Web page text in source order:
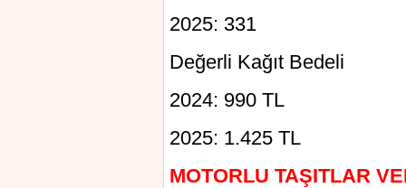
2025: 331
Değerli Kağıt Bedeli
2024: 990 TL
2025: 1.425 TL
MOTORLU TAŞITLAR